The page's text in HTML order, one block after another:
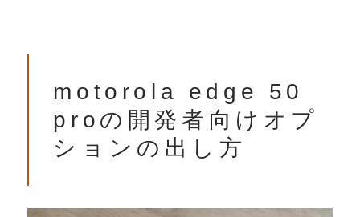
motorola edge 50
proの開発者向けオプ
ションの出し方